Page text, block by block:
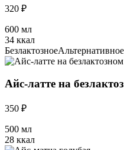
320 ₽
600 мл
34 ккал
БезлактозноеАльтернативное
Айс-латте на
350 ₽
500 мл
28 ккал